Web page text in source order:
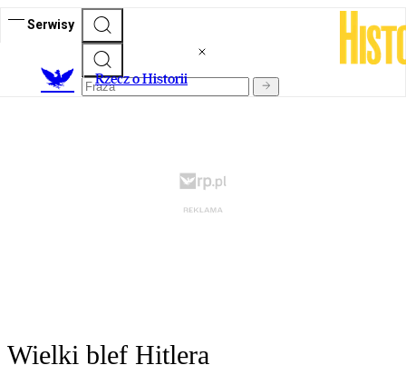
Serwisy
Rzecz o Historii
Wielki blef Hitlera